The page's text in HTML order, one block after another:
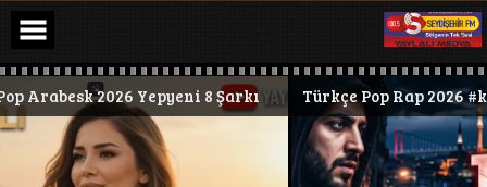
Skip
content
#deephouse #PsychedelicRock
2026 Yepyeni 8 Şarkı Türkçe Pop Rap 2026 #keşfet